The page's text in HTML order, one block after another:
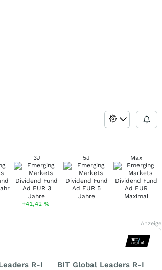
3J
+41,42%
5J Max
Anzeige
R-I BIT Global Leaders R-I